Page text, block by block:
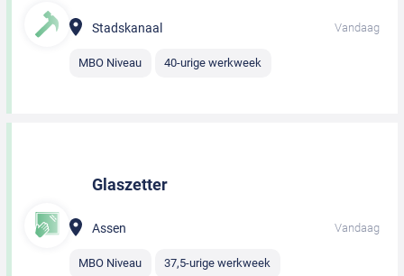
Stadskanaal Vandaag
MBO Niveau 40-urige werkweek
Glaszetter
Assen Vandaag
MBO Niveau 37,5-urige werkweek